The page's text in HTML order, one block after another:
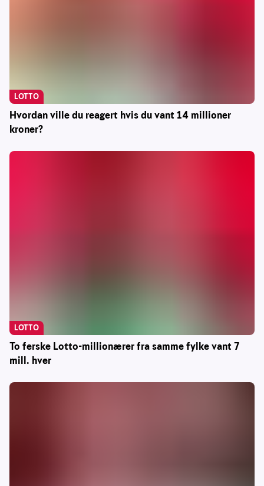
Hvordan ville du reagert hvis du vant 14 millioner
kroner?
LOTTO
To ferske Lotto-millionærer fra samme fylke vant 7
mill. hver
LOTTO